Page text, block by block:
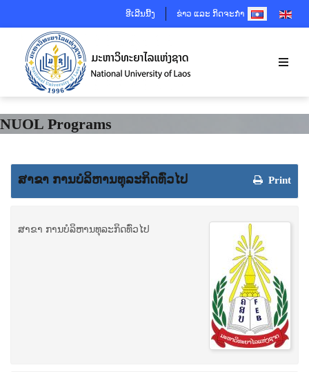
ອີເລີນນີ້ງ ຂ່າວ ແລະ ກິດຈະກຳSELECT YOUR
NUOL Programs
Print
ສາຂາ ການບໍລິຫານທຸລະກິດທົ່ວໄປ
ສາຂາ ການບໍລິຫານທຸລະກິດທົ່ວໄປ